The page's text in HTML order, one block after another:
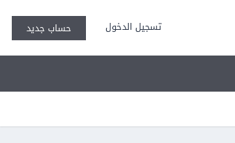
تسجيل الدخول حساب جديد